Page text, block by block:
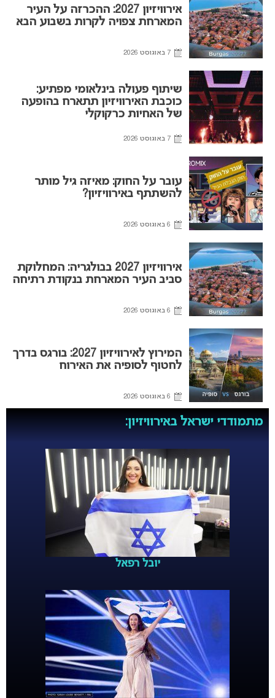
אירוויזיון 2027: ההכרזה על העיר
המארחת צפויה לקרות בשבוע הבא
7 באוגוסט 2026
שיתוף פעולה בינלאומי מפתיע:
כוכבת האירוויזיון תתארח בהופעה
של האחיות כרקוקלי
7 באוגוסט 2026
עובר על החוק: מאיזה גיל מותר
להשתתף באירוויזיון?
6 באוגוסט 2026
אירוויזיון 2027 בבולגריה: המחלוקת
סביב העיר המארחת בנקודת רתיחה
6 באוגוסט 2026
המירוץ לאירוויזיון 2027: בורגס בדרך
לחטוף לסופיה את האירוח
6 באוגוסט 2026
מתמודדי ישראל באירוויזיון:
יובל רפאל